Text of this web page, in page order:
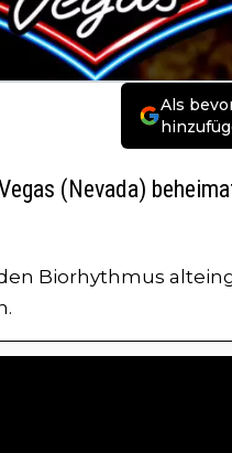
Als
(Nevada)
Biorhythmus